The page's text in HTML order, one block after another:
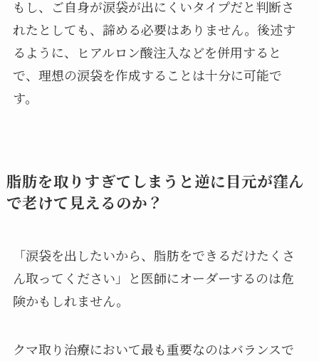
もし、ご自身が涙袋が出にくいタイプだと判断さ
れたとしても、諦める必要はありません。後述す
るように、ヒアルロン酸注入などを併用すると
で、理想の涙袋を作成することは十分に可能で
す。
脂肪を取りすぎてしまうと逆に目元が窪ん
で老けて見えるのか？
「涙袋を出したいから、脂肪をできるだけたくさ
ん取ってください」と医師にオーダーするのは危
険かもしれません。
クマ取り治療において最も重要なのはバランスで